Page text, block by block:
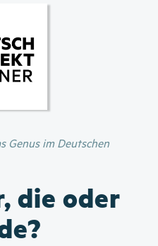
Inhalt
Genus im Deutschen
die oder